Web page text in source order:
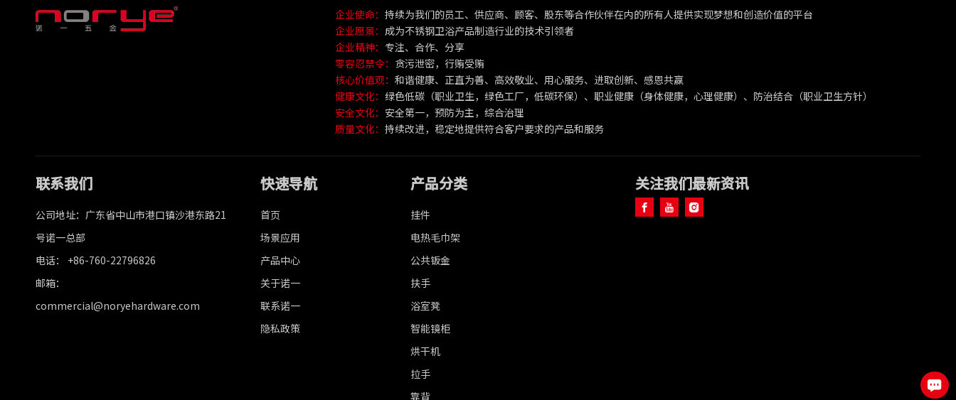
企业使命：持续为我们的员工、供应商、顾客、股东等合作伙伴在内的所有人提供实现梦想和创造价值的平台
企业愿景： 成为不锈钢卫浴产品制造行业的技术引领者
企业精神：专注、合作、分享
零容忍禁令： 贪污泄密，行贿受贿
核心价值观：和谐健康、正直为善、高效敬业、用心服务、进取创新、感恩共赢
健康文化：绿色低碳（职业卫生，绿色工厂，低碳环保）、职业健康（身体健康，心理健康）、防治结合（职业卫生方针）
安全文化： 安全第一，预防为主，综合治理
质量文化：持续改进，稳定地提供符合客户要求的产品和服务
联系我们
公司地址：广东省中山市港口镇沙港东路21
号诺一总部
电话： +86-760-22796826
邮箱：
commercial@noryehardware.com
快速导航
首页
场景应用
产品中心
关于诺一
联系诺一
隐私政策
产品分类
挂件
电热毛巾架
公共钣金
扶手
浴室凳
智能镜柜
烘干机
拉手
靠背
关注我们最新资讯